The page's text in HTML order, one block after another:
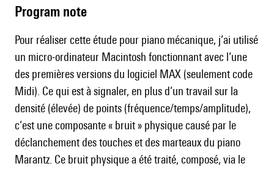
Program note
Pour réaliser cette étude pour piano mécanique, j’ai utilisé
un micro-ordinateur Macintosh fonctionnant avec l’une
des premières versions du logiciel MAX (seulement code
Midi). Ce qui est à signaler, en plus d’un travail sur la
densité (élevée) de points (fréquence/temps/amplitude),
c’est une composante « bruit » physique causé par le
déclanchement des touches et des marteaux du piano
Marantz. Ce bruit physique a été traité, composé, via le